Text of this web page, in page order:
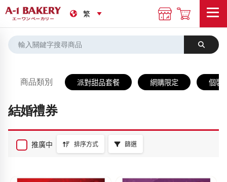
商品類別 派對甜品套餐 網購限定 個裝
結婚禮券
推廣中 排序方式 篩選